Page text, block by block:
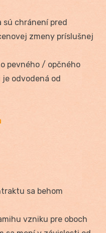
sú chránení pred
zmeny príslušnej
pevného / opčného
odvodená od
sa behom
vzniku pre oboch